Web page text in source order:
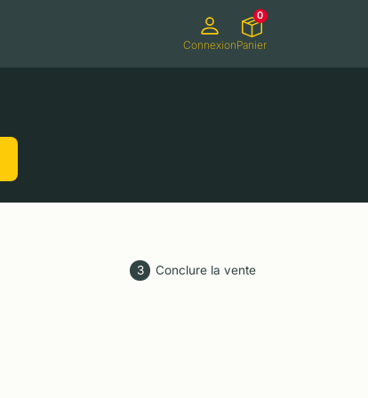
ConnexionPanier
0
3 Conclure la vente